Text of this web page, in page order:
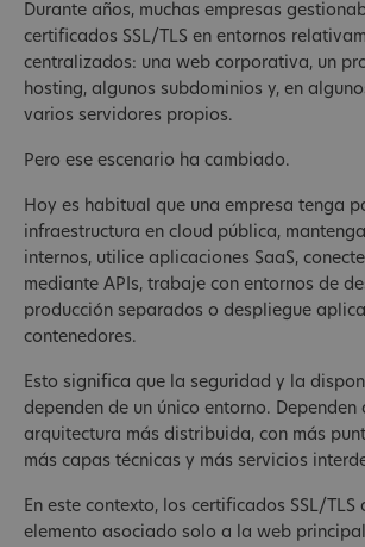
Durante años, muchas empresas
certificados SSL/TLS en entornos
centralizados: una web corporativa, un
hosting, algunos subdominios y, en
varios servidores propios.
Pero ese escenario ha cambiado.
Hoy es habitual que una empresa tenga
infraestructura en cloud pública,
internos, utilice aplicaciones SaaS,
mediante APIs, trabaje con entornos de
producción separados o despliegue
contenedores.
Esto significa que la seguridad y la
dependen de un único entorno. Dependen
arquitectura más distribuida, con más
más capas técnicas y más servicios
En este contexto, los certificados SSL/TLS
elemento asociado solo a la web